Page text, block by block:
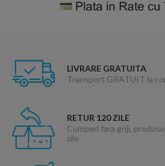
LIVRARE GRATUITA
Transport GRATUIT la
RETUR 120 ZILE
Cumperi fara griji,
zile